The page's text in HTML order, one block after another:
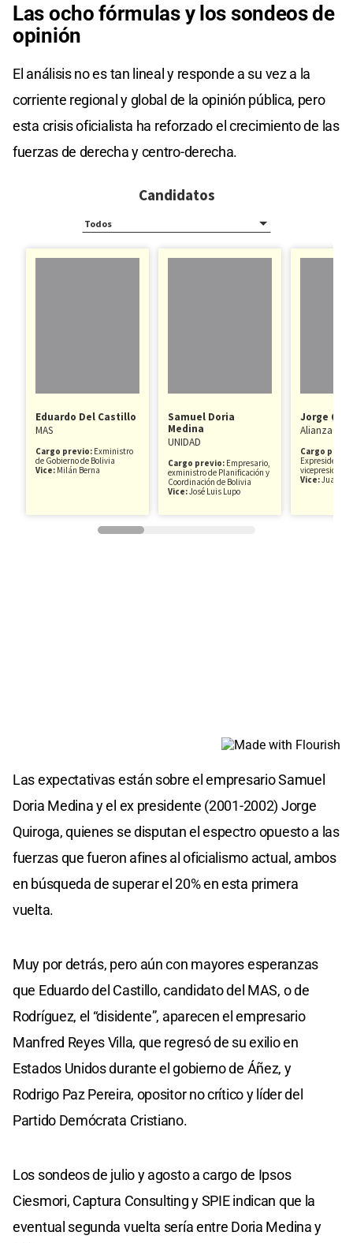
Las ocho fórmulas y los sondeos de
opinión
El análisis no es tan lineal y responde a su vez a la
corriente regional y global de la opinión pública, pero
esta crisis oficialista ha reforzado el crecimiento de las
fuerzas de derecha y centro-derecha.
Las expectativas están sobre el empresario Samuel
Doria Medina y el ex presidente (2001-2002) Jorge
Quiroga, quienes se disputan el espectro opuesto a las
fuerzas que fueron afines al oficialismo actual, ambos
en búsqueda de superar el 20% en esta primera
vuelta.
Muy por detrás, pero aún con mayores esperanzas
que Eduardo del Castillo, candidato del MAS, o de
Rodríguez, el “disidente”, aparecen el empresario
Manfred Reyes Villa, que regresó de su exilio en
Estados Unidos durante el gobierno de Áñez, y
Rodrigo Paz Pereira, opositor no crítico y líder del
Partido Demócrata Cristiano.
Los sondeos de julio y agosto a cargo de Ipsos
Ciesmori, Captura Consulting y SPIE indican que la
eventual segunda vuelta sería entre Doria Medina y